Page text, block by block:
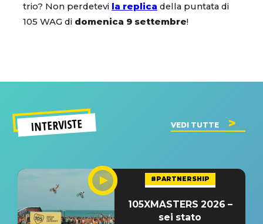
trio? Non perdetevi la replica della puntata di
105 WAG di domenica 9 settembre!
INTERVISTE VEDI TUTTE
#PARTNERSHIP
105XMASTERS 2026 –
sei stato